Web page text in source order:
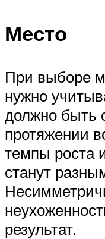
Место
При выборе
нужно
должно быть
протяжении
темпы роста
станут
результат.